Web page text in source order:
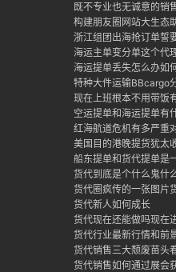
既不专业也无诚意的销
构建朋友圈网站大生态
浙江组团出海抢订单誓
海运主单变分单这个代
海运提单丢失怎么办如
特种大件运输BBcargo
现在上班根本不用带饭
空运提单和海运提单有
红海航道危机有多严重
美国目的港晚提货犹太
船东提单和货代提单是
货代到底是个什么鬼什
货代圈疯传的一张图片
货代新人如何成长
货代现在还能做吗现在
货代行业最新行情和前
货代销售三大颓废苗头
货代销售如何通过展会